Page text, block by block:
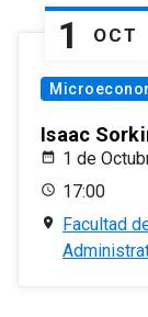
1 OCT
Isaac
1 de
17:00
Facultad